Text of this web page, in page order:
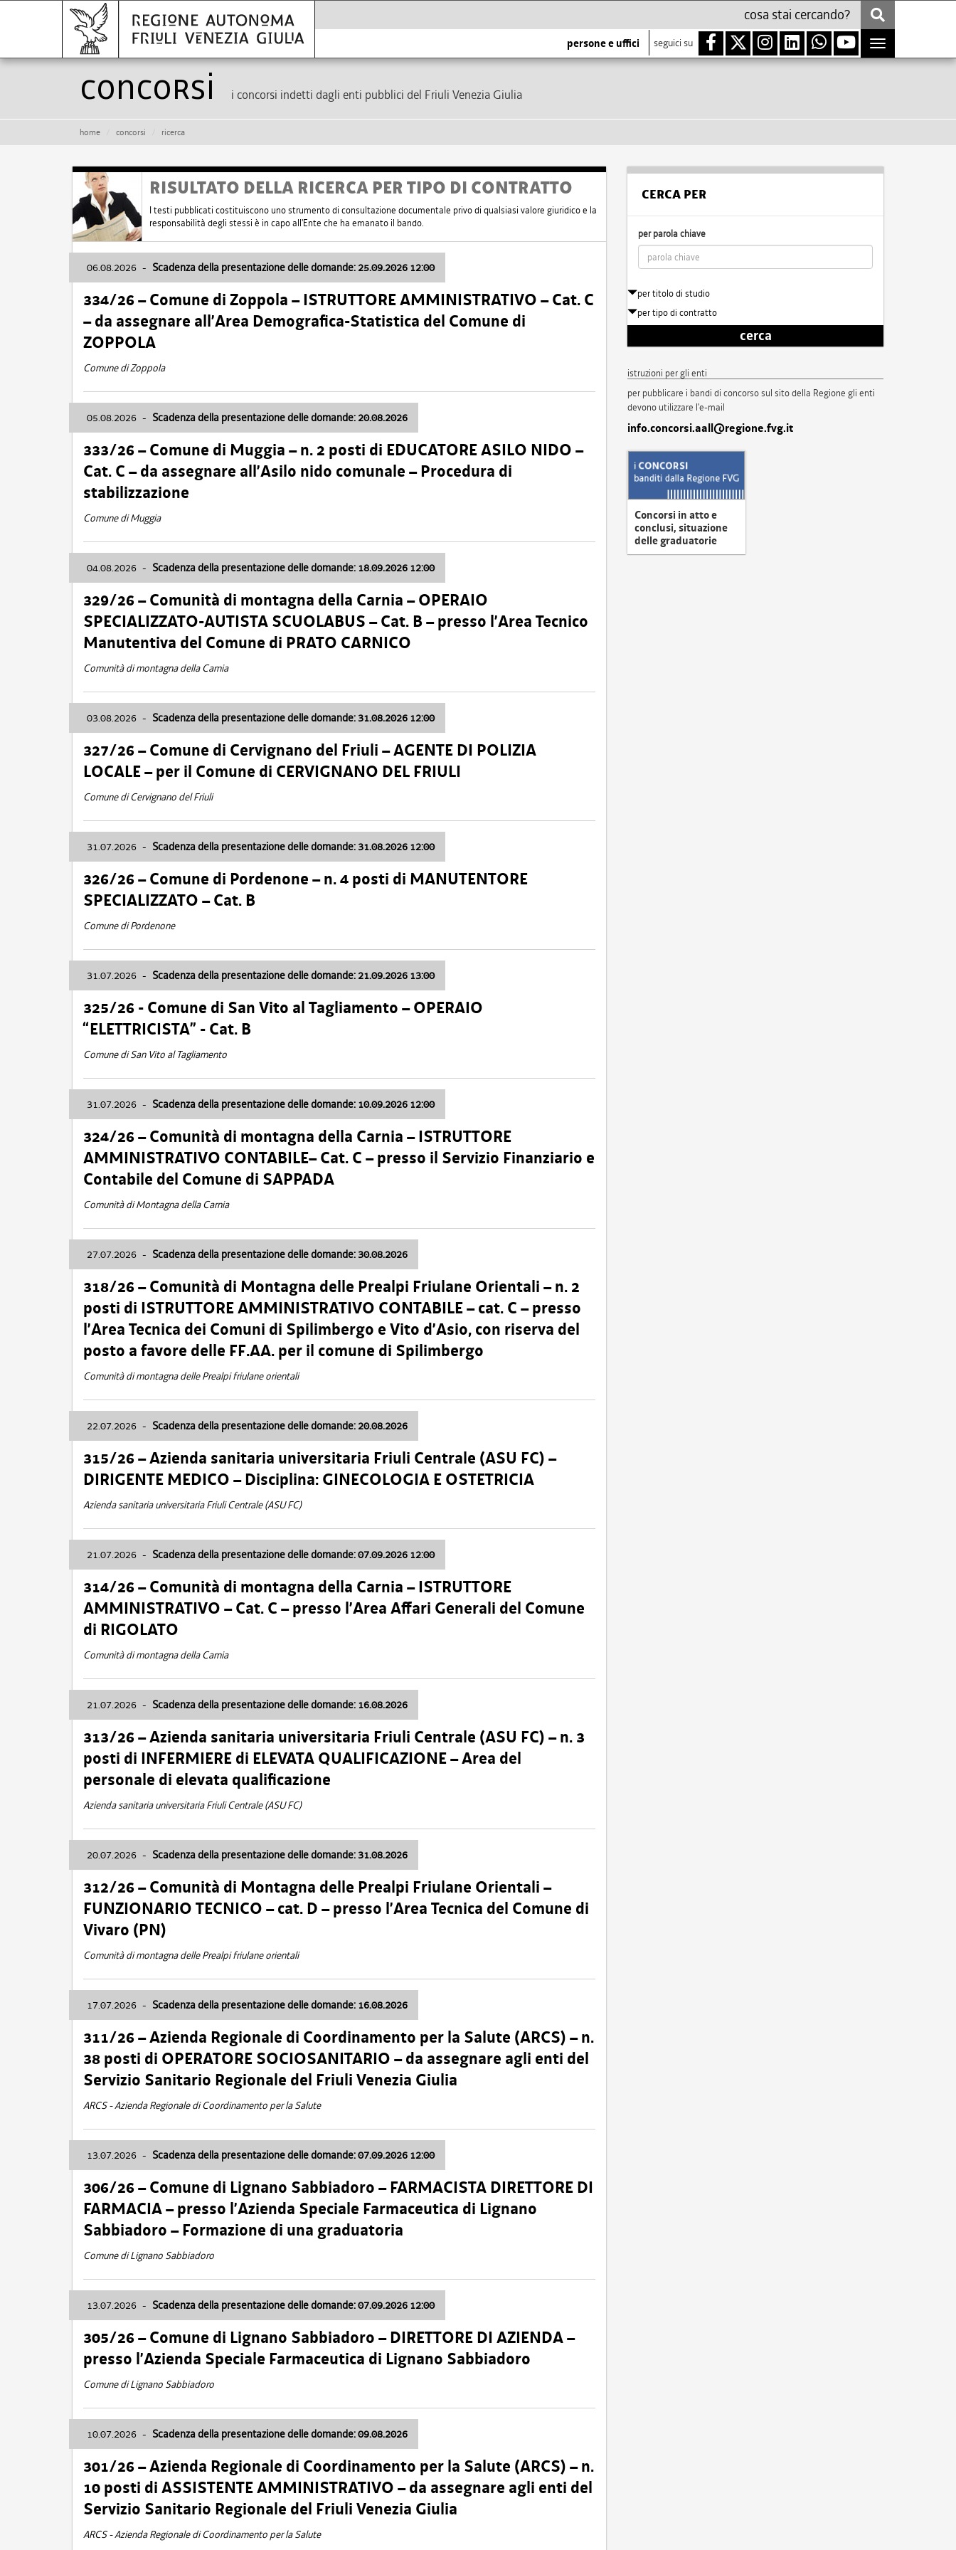
persone e uffici seguici su
Toggle
navigation
Concorsi i concorsi indetti dagli enti pubblici del Friuli Venezia Giulia
home concorsi ricerca
RISULTATO DELLA RICERCA PER TIPO DI CONTRATTO
I testi pubblicati costituiscono uno strumento di consultazione documentale privo di qualsiasi valore giuridico e la
responsabilità degli stessi è in capo all'Ente che ha emanato il bando.
06.08.2026 - Scadenza della presentazione delle domande: 25.09.2026 12:00
334/26 – Comune di Zoppola – ISTRUTTORE AMMINISTRATIVO – Cat. C
– da assegnare all’Area Demografica-Statistica del Comune di
ZOPPOLA
Comune di Zoppola
05.08.2026 - Scadenza della presentazione delle domande: 20.08.2026
333/26 – Comune di Muggia – n. 2 posti di EDUCATORE ASILO NIDO –
Cat. C – da assegnare all’Asilo nido comunale – Procedura di
stabilizzazione
Comune di Muggia
04.08.2026 - Scadenza della presentazione delle domande: 18.09.2026 12:00
329/26 – Comunità di montagna della Carnia – OPERAIO
SPECIALIZZATO-AUTISTA SCUOLABUS – Cat. B – presso l’Area Tecnico
Manutentiva del Comune di PRATO CARNICO
Comunità di montagna della Carnia
03.08.2026 - Scadenza della presentazione delle domande: 31.08.2026 12:00
327/26 – Comune di Cervignano del Friuli – AGENTE DI POLIZIA
LOCALE – per il Comune di CERVIGNANO DEL FRIULI
Comune di Cervignano del Friuli
31.07.2026 - Scadenza della presentazione delle domande: 31.08.2026 12:00
326/26 – Comune di Pordenone – n. 4 posti di MANUTENTORE
SPECIALIZZATO – Cat. B
Comune di Pordenone
31.07.2026 - Scadenza della presentazione delle domande: 21.09.2026 13:00
325/26 - Comune di San Vito al Tagliamento – OPERAIO
“ELETTRICISTA” - Cat. B
Comune di San Vito al Tagliamento
31.07.2026 - Scadenza della presentazione delle domande: 10.09.2026 12:00
324/26 – Comunità di montagna della Carnia – ISTRUTTORE
AMMINISTRATIVO CONTABILE– Cat. C – presso il Servizio Finanziario e
Contabile del Comune di SAPPADA
Comunità di Montagna della Carnia
27.07.2026 - Scadenza della presentazione delle domande: 30.08.2026
318/26 – Comunità di Montagna delle Prealpi Friulane Orientali – n. 2
posti di ISTRUTTORE AMMINISTRATIVO CONTABILE – cat. C – presso
l’Area Tecnica dei Comuni di Spilimbergo e Vito d’Asio, con riserva del
posto a favore delle FF.AA. per il comune di Spilimbergo
Comunità di montagna delle Prealpi friulane orientali
22.07.2026 - Scadenza della presentazione delle domande: 20.08.2026
315/26 – Azienda sanitaria universitaria Friuli Centrale (ASU FC) –
DIRIGENTE MEDICO – Disciplina: GINECOLOGIA E OSTETRICIA
Azienda sanitaria universitaria Friuli Centrale (ASU FC)
21.07.2026 - Scadenza della presentazione delle domande: 07.09.2026 12:00
314/26 – Comunità di montagna della Carnia – ISTRUTTORE
AMMINISTRATIVO – Cat. C – presso l’Area Affari Generali del Comune
di RIGOLATO
Comunità di montagna della Carnia
21.07.2026 - Scadenza della presentazione delle domande: 16.08.2026
313/26 – Azienda sanitaria universitaria Friuli Centrale (ASU FC) – n. 3
posti di INFERMIERE di ELEVATA QUALIFICAZIONE – Area del
personale di elevata qualificazione
Azienda sanitaria universitaria Friuli Centrale (ASU FC)
20.07.2026 - Scadenza della presentazione delle domande: 31.08.2026
312/26 – Comunità di Montagna delle Prealpi Friulane Orientali –
FUNZIONARIO TECNICO – cat. D – presso l’Area Tecnica del Comune di
Vivaro (PN)
Comunità di montagna delle Prealpi friulane orientali
17.07.2026 - Scadenza della presentazione delle domande: 16.08.2026
311/26 – Azienda Regionale di Coordinamento per la Salute (ARCS) – n.
38 posti di OPERATORE SOCIOSANITARIO – da assegnare agli enti del
Servizio Sanitario Regionale del Friuli Venezia Giulia
ARCS - Azienda Regionale di Coordinamento per la Salute
13.07.2026 - Scadenza della presentazione delle domande: 07.09.2026 12:00
306/26 – Comune di Lignano Sabbiadoro – FARMACISTA DIRETTORE DI
FARMACIA – presso l’Azienda Speciale Farmaceutica di Lignano
Sabbiadoro – Formazione di una graduatoria
Comune di Lignano Sabbiadoro
13.07.2026 - Scadenza della presentazione delle domande: 07.09.2026 12:00
305/26 – Comune di Lignano Sabbiadoro – DIRETTORE DI AZIENDA –
presso l’Azienda Speciale Farmaceutica di Lignano Sabbiadoro
Comune di Lignano Sabbiadoro
10.07.2026 - Scadenza della presentazione delle domande: 09.08.2026
301/26 – Azienda Regionale di Coordinamento per la Salute (ARCS) – n.
10 posti di ASSISTENTE AMMINISTRATIVO – da assegnare agli enti del
Servizio Sanitario Regionale del Friuli Venezia Giulia
ARCS - Azienda Regionale di Coordinamento per la Salute
CERCA PER
per parola chiave
per titolo di studio
per tipo di contratto
cerca
istruzioni per gli enti
per pubblicare i bandi di concorso sul sito della Regione gli enti
devono utilizzare l'e-mail
info.concorsi.aall@regione.fvg.it
Concorsi in atto e
conclusi, situazione
delle graduatorie